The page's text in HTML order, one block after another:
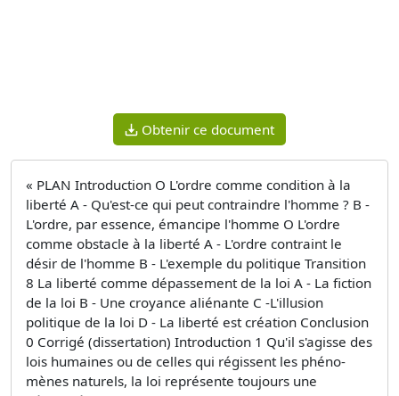
Obtenir ce document
« PLAN Introduction O L'ordre comme condition à la
liberté A - Qu'est-ce qui peut contraindre l'homme ? B -
L'ordre, par essence, émancipe l'homme O L'ordre
comme obstacle à la liberté A - L'ordre contraint le
désir de l'homme B - L'exemple du politique Transition
8 La liberté comme dépassement de la loi A - La fiction
de la loi B - Une croyance aliénante C -L'illusion
politique de la loi D - La liberté est création Conclusion
0 Corrigé (dissertation) Introduction 1 Qu'il s'agisse des
lois humaines ou de celles qui régissent les phéno­
mènes naturels, la loi représente toujours une